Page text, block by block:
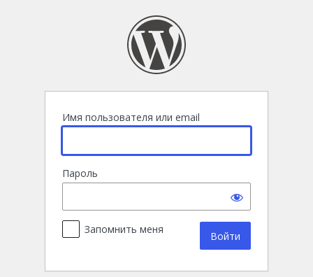
Имя пользователя или email
Пароль
Запомнить меня